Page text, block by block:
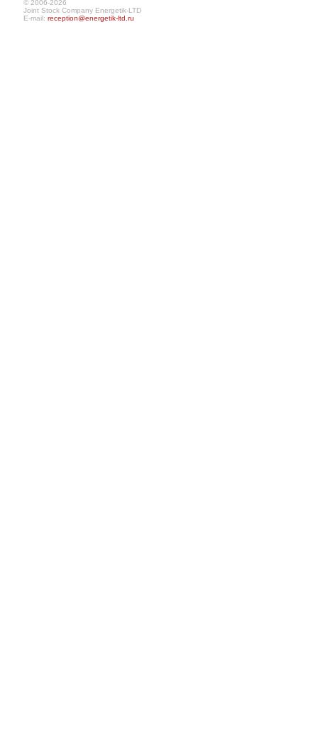
© 2006-2026
Joint Stock Company Energetik-LTD
E-mail: reception@energetik-ltd.ru